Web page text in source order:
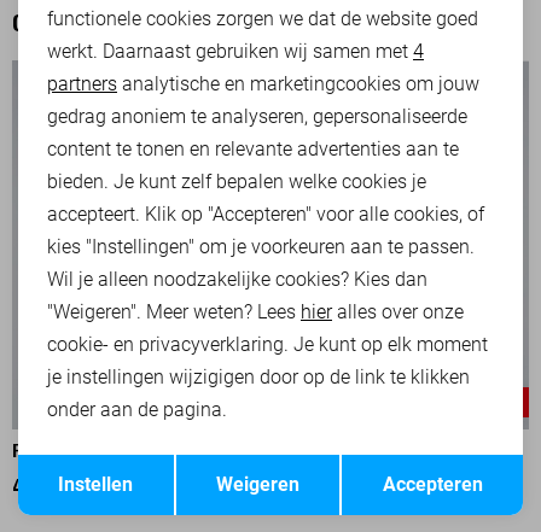
OOK HET BEKIJKEN WAARD
-50%
PME LEGEND OVERHEMD
40,00 79,99
PME LEGEND OVERHEMD
49,00
Analytische cookies
Marketing cookies
Opslaan
functionele cookies zorgen we dat de website goed
werkt. Daarnaast gebruiken wij samen met 4
partners analytische en marketingcookies om jouw
gedrag anoniem te analyseren, gepersonaliseerde
content te tonen en relevante advertenties aan te
bieden. Je kunt zelf bepalen welke cookies je
accepteert. Klik op "Accepteren" voor alle cookies, of
kies "Instellingen" om je voorkeuren aan te passen.
Wil je alleen noodzakelijke cookies? Kies dan
"Weigeren". Meer weten? Lees hieralles over onze
cookie- en privacyverklaring. Je kunt op elk moment
je instellingen wijzigigen door op de link te klikken
onder aan de pagina.
Accepteren
Weigeren
Instellen